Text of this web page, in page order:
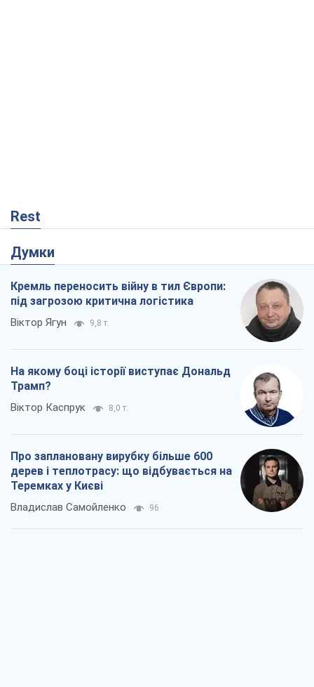
Rest
Думки
Кремль переносить війну в тил Європи:
під загрозою критична логістика
Віктор Ягун 9,8 т.
На якому боці історії виступає Дональд
Трамп?
Віктор Каспрук 8,0 т.
Про заплановану вирубку більше 600
дерев і теплотрасу: що відбувається на
Теремках у Києві
Владислав Самойленко 96